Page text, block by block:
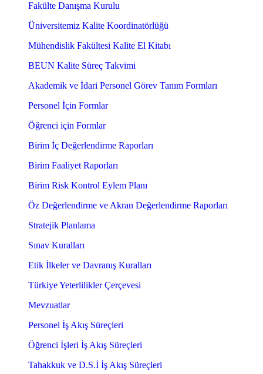
Fakülte Danışma Kurulu
Üniversitemiz Kalite Koordinatörlüğü
Mühendislik Fakültesi Kalite El Kitabı
BEUN Kalite Süreç Takvimi
Akademik ve İdari Personel Görev Tanım Formları
Personel İçin Formlar
Öğrenci için Formlar
Birim İç Değerlendirme Raporları
Birim Faaliyet Raporları
Birim Risk Kontrol Eylem Planı
Öz Değerlendirme ve Akran Değerlendirme Raporları
Stratejik Planlama
Sınav Kuralları
Etik İlkeler ve Davranış Kuralları
Türkiye Yeterlilikler Çerçevesi
Mevzuatlar
Personel İş Akış Süreçleri
Öğrenci İşleri İş Akış Süreçleri
Tahakkuk ve D.S.İ İş Akış Süreçleri